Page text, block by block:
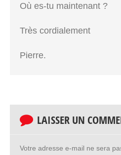
Où es-tu maintenant ?
Très cordialement
Pierre.
LAISSER UN
Votre adresse e-mail ne sera